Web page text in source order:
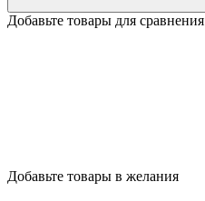
Добавьте товары для сравнения
Добавьте товары в желания